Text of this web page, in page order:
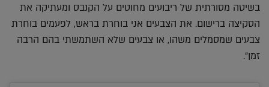
בשיטה מסורתית של ריבועים מחוטים על הקנבס ומעתיקה את
הסקיצה ברישום. את הצבעים אני בוחרת בראש, לפעמים בוחרת
צבעים שמסמלים משהו, או צבעים שלא השתמשתי בהם הרבה
זמן".